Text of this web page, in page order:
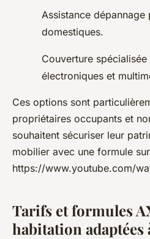
Assistance dépannage
domestiques.
Couverture
électroniques et
Ces options sont
propriétaires occupants et
souhaitent sécuriser leur
mobilier avec une formule
https://www.youtube.com/
Tarifs et formules
habitation